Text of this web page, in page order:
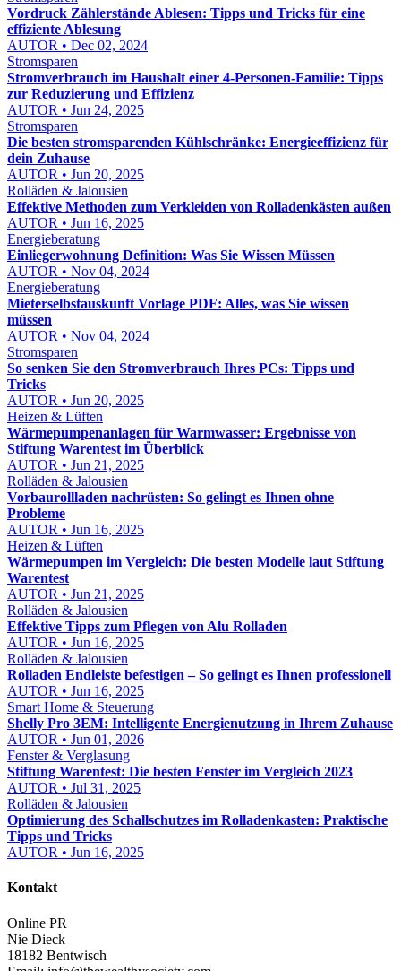
Vordruck Zählerstände Ablesen: Tipps und Tricks für eine
effiziente Ablesung
AUTOR • Dec 02, 2024
Stromsparen
Stromverbrauch im Haushalt einer 4-Personen-Familie: Tipps
zur Reduzierung und Effizienz
AUTOR • Jun 24, 2025
Stromsparen
Die besten stromsparenden Kühlschränke: Energieeffizienz für
dein Zuhause
AUTOR • Jun 20, 2025
Rolläden & Jalousien
Effektive Methoden zum Verkleiden von Rolladenkästen außen
AUTOR • Jun 16, 2025
Energieberatung
Einliegerwohnung Definition: Was Sie Wissen Müssen
AUTOR • Nov 04, 2024
Energieberatung
Mieterselbstauskunft Vorlage PDF: Alles, was Sie wissen
müssen
AUTOR • Nov 04, 2024
Stromsparen
So senken Sie den Stromverbrauch Ihres PCs: Tipps und
Tricks
AUTOR • Jun 20, 2025
Heizen & Lüften
Wärmepumpenanlagen für Warmwasser: Ergebnisse von
Stiftung Warentest im Überblick
AUTOR • Jun 21, 2025
Rolläden & Jalousien
Vorbaurollladen nachrüsten: So gelingt es Ihnen ohne
Probleme
AUTOR • Jun 16, 2025
Heizen & Lüften
Wärmepumpen im Vergleich: Die besten Modelle laut Stiftung
Warentest
AUTOR • Jun 21, 2025
Rolläden & Jalousien
Effektive Tipps zum Pflegen von Alu Rolladen
AUTOR • Jun 16, 2025
Rolläden & Jalousien
Rolladen Endleiste befestigen – So gelingt es Ihnen professionell
AUTOR • Jun 16, 2025
Smart Home & Steuerung
Shelly Pro 3EM: Intelligente Energienutzung in Ihrem Zuhause
AUTOR • Jun 01, 2026
Fenster & Verglasung
Stiftung Warentest: Die besten Fenster im Vergleich 2023
AUTOR • Jul 31, 2025
Rolläden & Jalousien
Optimierung des Schallschutzes im Rolladenkasten: Praktische
Tipps und Tricks
AUTOR • Jun 16, 2025
Kontakt
Online PR
Nie Dieck
18182 Bentwisch